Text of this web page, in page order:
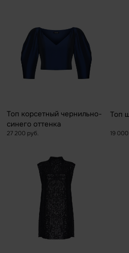
Топ корсетный чернильно-
синего оттенка
27 200 руб.
Топ
19